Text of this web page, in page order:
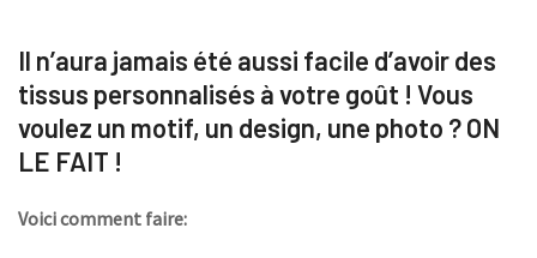
Il n’aura jamais été aussi facile d’avoir des
tissus personnalisés à votre goût ! Vous
voulez un motif, un design, une photo ? ON
LE FAIT !
Voici comment faire: